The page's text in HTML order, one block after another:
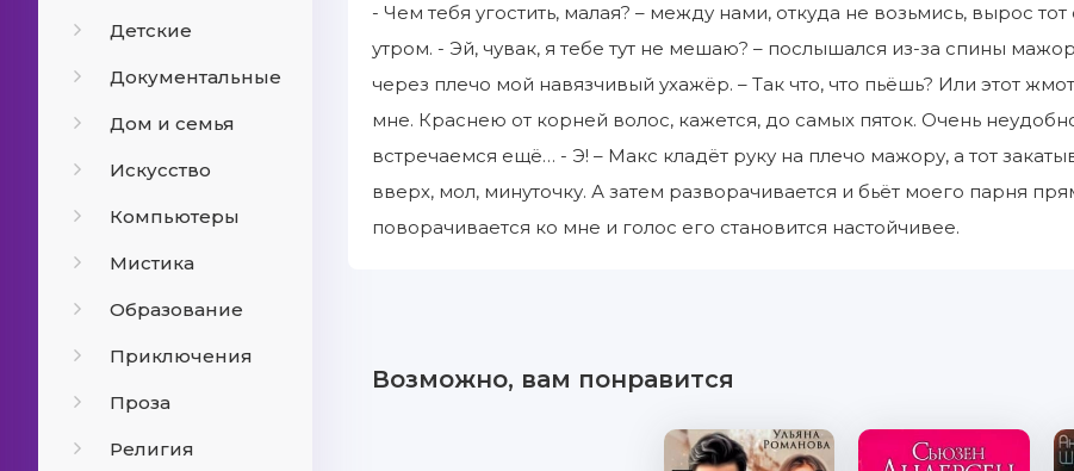
Детские
Документальные
Дом и семья
Искусство
Компьютеры
Мистика
Образование
Приключения
Проза
Религия
- Чем тебя угостить, малая? – между нами, откуда не возьмись, вырос
утром. - Эй, чувак, я тебе тут не мешаю? – послышался из-за спины
через плечо мой навязчивый ухажёр. – Так что, что пьёшь? Или этот
мне. Краснею от корней волос, кажется, до самых пяток. Очень
встречаемся ещё… - Э! – Макс кладёт руку на плечо мажору, а тот
вверх, мол, минуточку. А затем разворачивается и бьёт моего парня
поворачивается ко мне и голос его становится настойчивее.
Возможно, вам понравится